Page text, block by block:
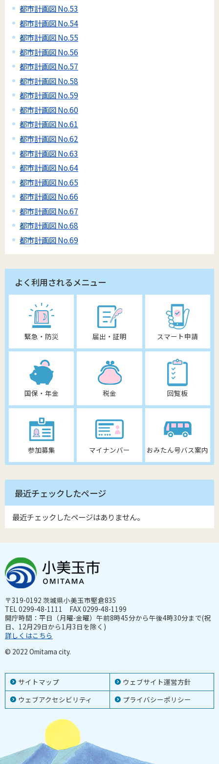
都市計画図 No.53
都市計画図 No.54
都市計画図 No.55
都市計画図 No.56
都市計画図 No.57
都市計画図 No.58
都市計画図 No.59
都市計画図 No.60
都市計画図 No.61
都市計画図 No.62
都市計画図 No.63
都市計画図 No.64
都市計画図 No.65
都市計画図 No.66
都市計画図 No.67
都市計画図 No.68
都市計画図 No.69
よく利用されるメニュー
緊急・防災 届出・証明 スマート申請
国保・年金 税金 回覧板
参加募集 マイナンバー おみたん号バス案内
最近チェックしたページ
最近チェックしたページはありません。
サイトマップ
ウェブサイト運営方針
ウェブアクセシビリティ
プライバシーポリシー
〒319-0192 茨城県小美玉市堅倉835
TEL 0299-48-1111 FAX 0299-48-1199
開庁時間：平日（月曜-金曜）午前8時45分から午後4時30分まで(祝
日、12月29日から1月3日を除く)
詳しくはこちら
© 2022 Omitama city.